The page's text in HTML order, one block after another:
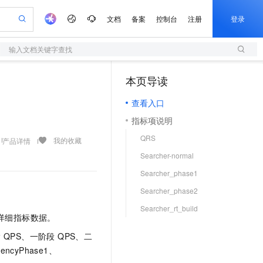
文档 备案 控制台 注册 登录
输入文档关键字查找
产品详情 我的收藏
指标数据。
、一阶段 QPS、二
、
本页导读
查看入口
指标项说明
QRS
Searcher-normal
Searcher_phase1
Searcher_phase2
Searcher_rt_build
平台百炼
1.1-I2V
自然，细节丰富
语音识别与合成
全托管，含MySQL、PostgreSQL、SQL Server、MariaDB多引擎
网络安全防护产品
轻量应用服务器
数字证书管理服务（原SSL证书）
实现全站HTTPS，呈现可信的WEB访问
V4-Pro
一句话生成原生可编辑精美 PPT 文稿
输入一句话想法, 轻松生成专业的 PPT
一键部署幻兽帕鲁游戏服务器
一键购买专属联机服务器，轻松开启游戏
快速生产连贯的高质量长漫剧
高效部署网站，快速应用到小程序
创作，一键激活电商全链路生产力
无忧落地极速上线
作，剧本、分镜、视频高效生成
AI 活动
AI 生产力先锋
先锋实践拓展 AI 生产力的边界
飞天发布时刻
所见，即是所愿
从基础到进阶，Agent 创客手把手教你
创新加速
阿里云 OPC 创新助力计划
Token 补贴，五大权
益加速 OPC 成功
专业服务
计划 服务伙伴合作计划
Al MaaS 服务伙伴赋能合作
伙伴信用分合作计划
合作伙伴培训与认证
查询合作伙伴
登录合作伙伴管理后台
开发者社区
加入我们